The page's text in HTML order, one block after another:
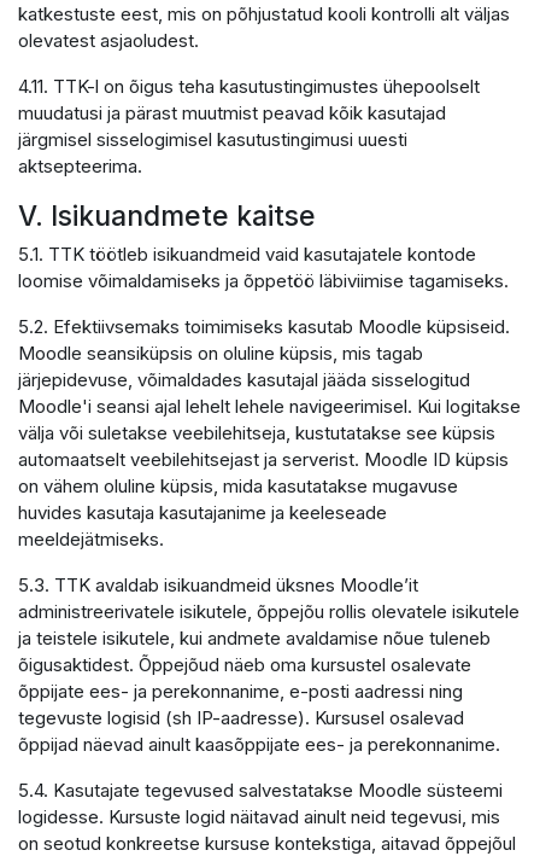
katkestuste eest, mis on põhjustatud kooli kontrolli alt väljas
olevatest asjaoludest.
4.11. TTK-l on õigus teha kasutustingimustes ühepoolselt
muudatusi ja pärast muutmist peavad kõik kasutajad
järgmisel sisselogimisel kasutustingimusi uuesti
aktsepteerima.
V. Isikuandmete kaitse
5.1. TTK töötleb isikuandmeid vaid kasutajatele kontode
loomise võimaldamiseks ja õppetöö läbiviimise tagamiseks.
5.2. Efektiivsemaks toimimiseks kasutab Moodle küpsiseid.
Moodle seansiküpsis on oluline küpsis, mis tagab
järjepidevuse, võimaldades kasutajal jääda sisselogitud
Moodle'i seansi ajal lehelt lehele navigeerimisel. Kui logitakse
välja või suletakse veebilehitseja, kustutatakse see küpsis
automaatselt veebilehitsejast ja serverist. Moodle ID küpsis
on vähem oluline küpsis, mida kasutatakse mugavuse
huvides kasutaja kasutajanime ja keeleseade
meeldejätmiseks.
5.3. TTK avaldab isikuandmeid üksnes Moodle’it
administreerivatele isikutele, õppejõu rollis olevatele isikutele
ja teistele isikutele, kui andmete avaldamise nõue tuleneb
õigusaktidest. Õppejõud näeb oma kursustel osalevate
õppijate ees- ja perekonnanime, e-posti aadressi ning
tegevuste logisid (sh IP-aadresse). Kursusel osalevad
õppijad näevad ainult kaasõppijate ees- ja perekonnanime.
5.4. Kasutajate tegevused salvestatakse Moodle süsteemi
logidesse. Kursuste logid näitavad ainult neid tegevusi, mis
on seotud konkreetse kursuse kontekstiga, aitavad õppejõul